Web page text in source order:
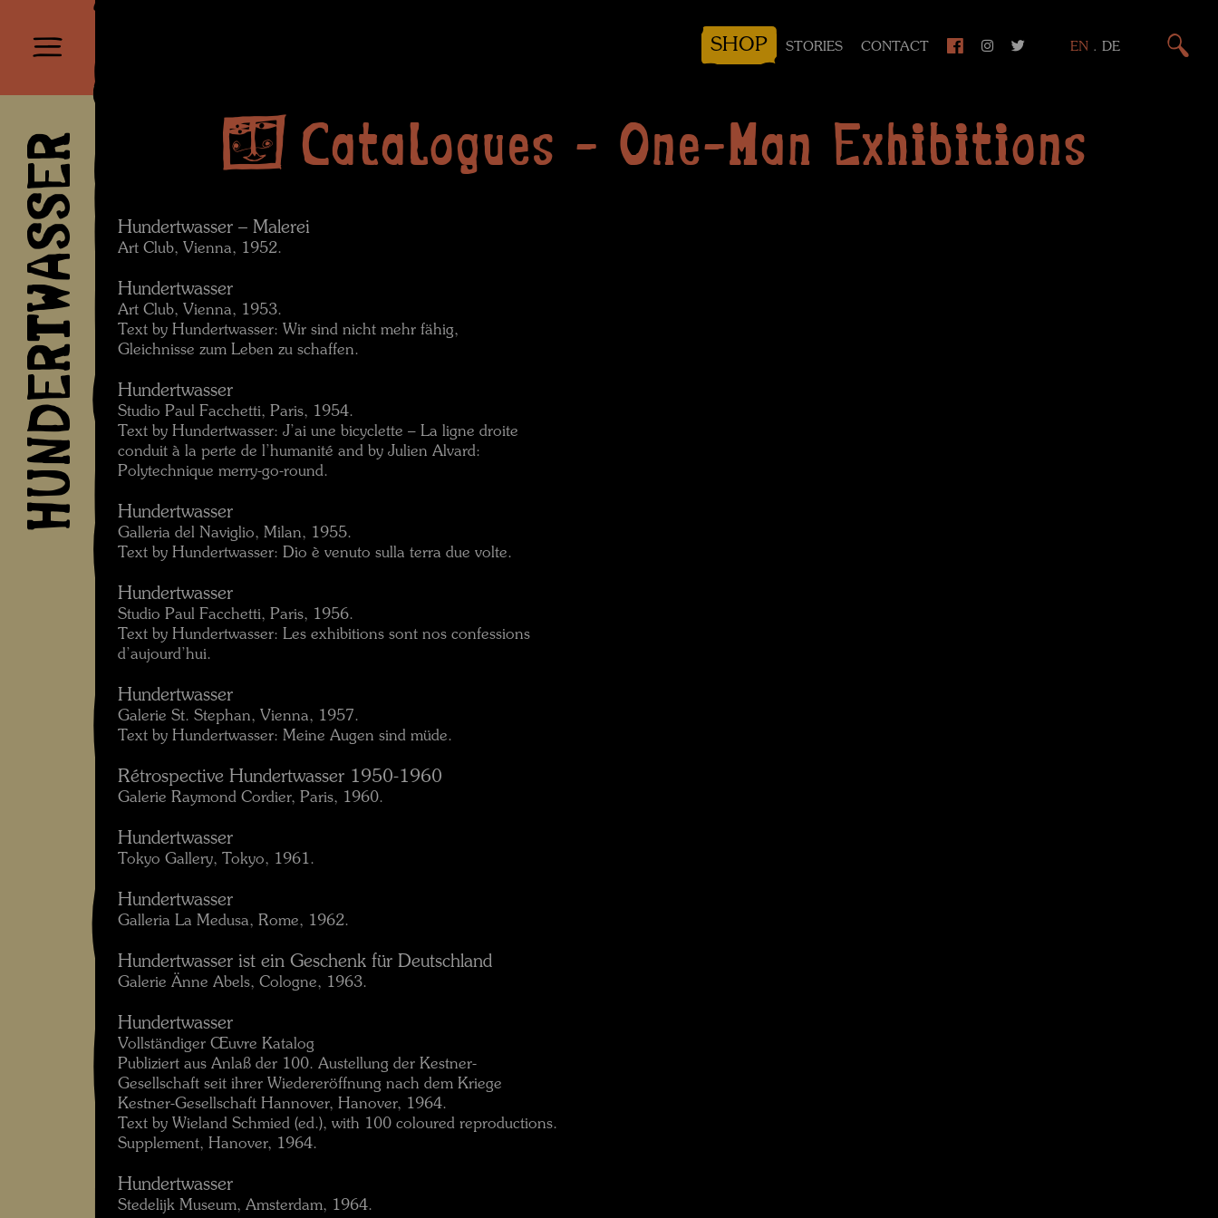
HUNDERTWASSER
SHOP STORIES CONTACT EN . DE
Catalogues - One-Man Exhibitions
Hundertwasser – Malerei
Art Club, Vienna, 1952.
Hundertwasser
Art Club, Vienna, 1953.
Text by Hundertwasser: Wir sind nicht mehr fähig,
Gleichnisse zum Leben zu schaffen.
Hundertwasser
Studio Paul Facchetti, Paris, 1954.
Text by Hundertwasser: J’ai une bicyclette – La ligne droite
conduit à la perte de l’humanité and by Julien Alvard:
Polytechnique merry-go-round.
Hundertwasser
Galleria del Naviglio, Milan, 1955.
Text by Hundertwasser: Dio è venuto sulla terra due volte.
Hundertwasser
Studio Paul Facchetti, Paris, 1956.
Text by Hundertwasser: Les exhibitions sont nos confessions
d’aujourd’hui.
Hundertwasser
Galerie St. Stephan, Vienna, 1957.
Text by Hundertwasser: Meine Augen sind müde.
Rétrospective Hundertwasser 1950-1960
Galerie Raymond Cordier, Paris, 1960.
Hundertwasser
Tokyo Gallery, Tokyo, 1961.
Hundertwasser
Galleria La Medusa, Rome, 1962.
Hundertwasser ist ein Geschenk für Deutschland
Galerie Änne Abels, Cologne, 1963.
Hundertwasser
Vollständiger Œuvre Katalog
Publiziert aus Anlaß der 100. Austellung der Kestner-
Gesellschaft seit ihrer Wiedereröffnung nach dem Kriege
Kestner-Gesellschaft Hannover, Hanover, 1964.
Text by Wieland Schmied (ed.), with 100 coloured reproductions.
Supplement, Hanover, 1964.
Hundertwasser
Stedelijk Museum, Amsterdam, 1964.